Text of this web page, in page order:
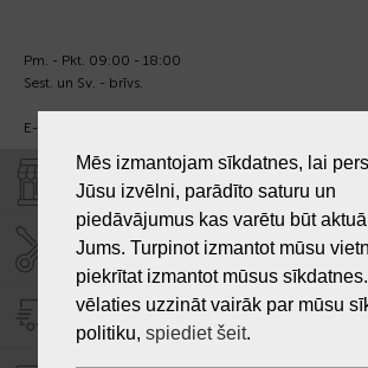
Pm. - Pkt. 09:00 - 18:00
Sest. un Sv. - brīvs.
E-pasts:
VEIKALI "LAIKS"
SERVISA CENTRS "LAIKS"
PIEGĀDE
Mēs izmantojam sīkdatnes, lai
Jūsu izvēlni, parādīto saturu un
piedāvājumus kas varētu būt
Jums. Turpinot izmantot mūsu
piekrītat izmantot mūsus
vēlaties uzzināt vairāk par mūsu
politiku, spiediet šeit.